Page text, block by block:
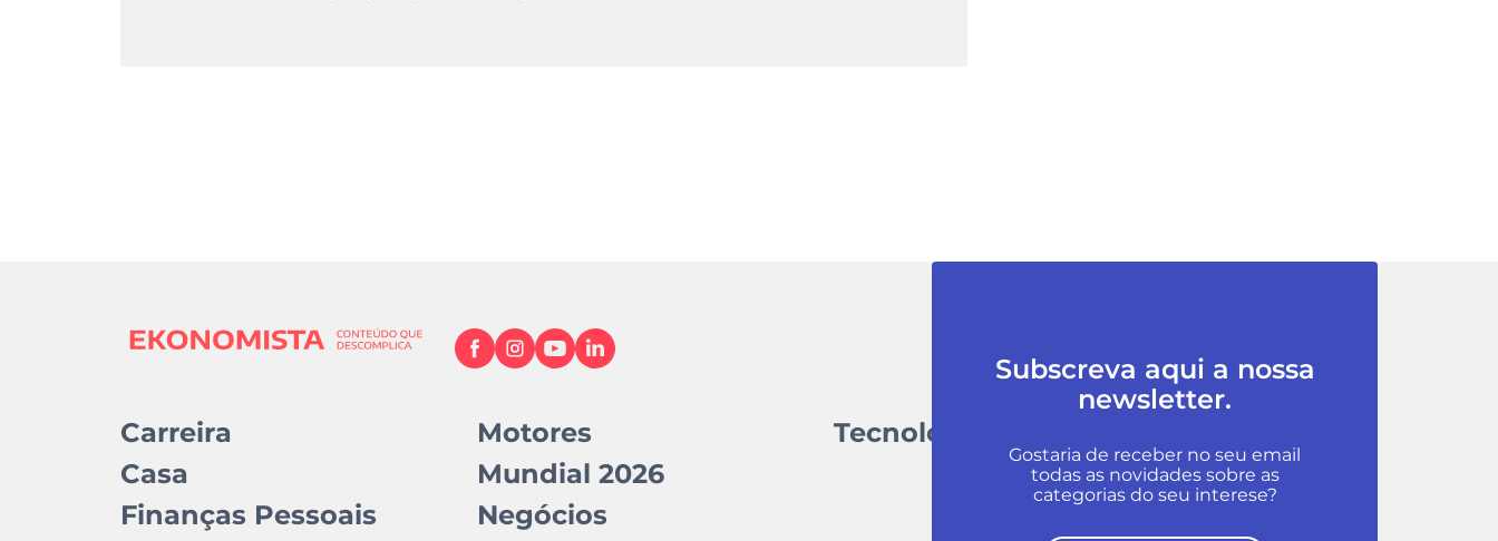
Carreira
Casa
Finanças Pessoais
Motores
Mundial 2026
Negócios
Tecnologia
Subscreva aqui a nossa
newsletter.
Gostaria de receber no seu email
todas as novidades sobre as
categorias do seu interese?